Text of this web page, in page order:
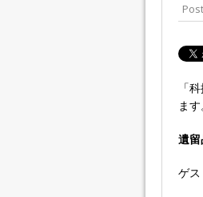
「
ます
遺
ゲス